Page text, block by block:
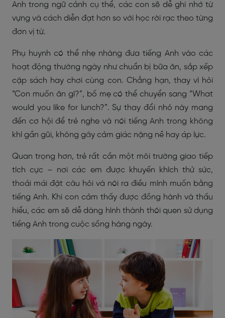
Anh trong ngữ cảnh cụ thể, các con sẽ dễ ghi nhớ từ
vựng và cách diễn đạt hơn so với học rời rạc theo từng
đơn vị từ.
Phụ huynh có thể nhẹ nhàng đưa tiếng Anh vào các
hoạt động thường ngày như chuẩn bị bữa ăn, sắp xếp
cặp sách hay chơi cùng con. Chẳng hạn, thay vì hỏi
“Con muốn ăn gì?”, bố mẹ có thể chuyển sang “What
would you like for lunch?”. Sự thay đổi nhỏ này mang
đến cơ hội để trẻ nghe và nói tiếng Anh trong không
khí gần gũi, không gây cảm giác nặng nề hay áp lực.
Quan trọng hơn, trẻ rất cần một môi trường giao tiếp
tích cực – nơi các em được khuyến khích thử sức,
thoải mái đặt câu hỏi và nói ra điều mình muốn bằng
tiếng Anh. Khi con cảm thấy được đồng hành và thấu
hiểu, các em sẽ dễ dàng hình thành thói quen sử dụng
tiếng Anh trong cuộc sống hàng ngày.